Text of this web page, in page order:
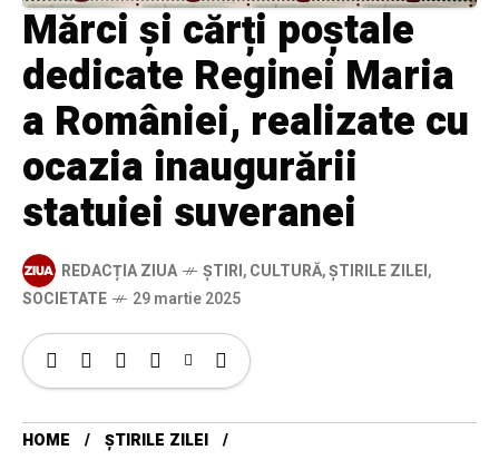
Mărci și cărți poștale
dedicate Reginei Maria
a României, realizate cu
ocazia inaugurării
statuiei suveranei
REDACȚIA ZIUA ȘTIRI,CULTURĂ,ȘTIRILE ZILEI,
SOCIETATE
29 martie 2025
HOME
ȘTIRILE ZILEI